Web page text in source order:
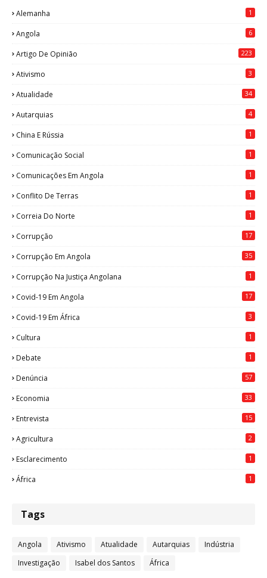
Alemanha 1
Angola 6
Artigo De Opinião 223
Ativismo 3
Atualidade 34
Autarquias 4
China E Rússia 1
Comunicação Social 1
Comunicações Em Angola 1
Conflito De Terras 1
Correia Do Norte 1
Corrupção 17
Corrupção Em Angola 35
Corrupção Na Justiça Angolana 1
Covid-19 Em Angola 17
Covid-19 Em África 3
Cultura 1
Debate 1
Denúncia 57
Economia 33
Entrevista 15
Agricultura 2
Esclarecimento 1
África 1
Tags
Angola Ativismo Atualidade Autarquias
Indústria
Investigação
Isabel dos Santos África